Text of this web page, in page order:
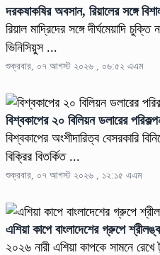
দরকষাকষির অবসান, রিয়ালের সঙ্গে
রিয়াল মাদ্রিদের সঙ্গে দীর্ঘমেয়াদি
ভিনিসিয়ুস ...
শুক্রবার, ০৭ আগস্ট ২০২৬ , ০৬:৫২ এএম
বিশ্বকাপের ২০ বিলিয়ন ডলারের
বিশ্বকাপের অংশীদারিত্ব বেসরকারি
বিক্রির বিতর্কিত ...
শুক্রবার, ০৭ আগস্ট ২০২৬ , ১২:১৫ এএম
এশিয়া কাপে বাংলাদেশের গ্রুপে
২০২৬ নারী এশিয়া কাপকে সামনে রেখে